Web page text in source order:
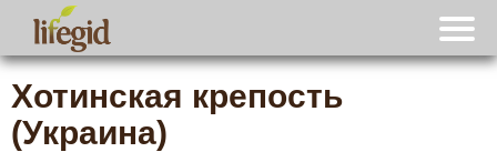
Хотинская крепость
(Украина)